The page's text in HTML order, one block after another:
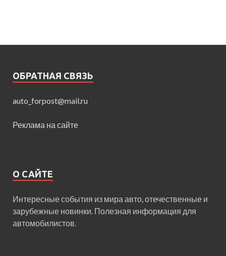
ОБРАТНАЯ СВЯЗЬ
auto_forpost@mail.ru
Реклама на сайте
О САЙТЕ
Интересные события из мира авто, отечественные и
зарубежные новинки. Полезная информация для
автомобилистов.